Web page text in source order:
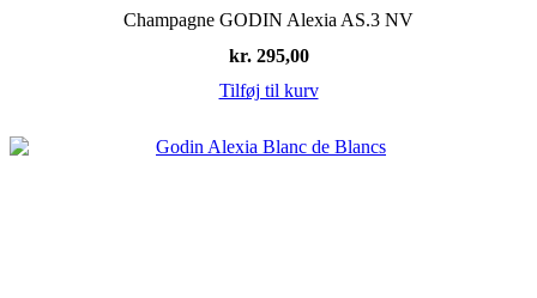
Champagne GODIN Alexia AS.3 NV
kr.295,00
Tilføj til kurv